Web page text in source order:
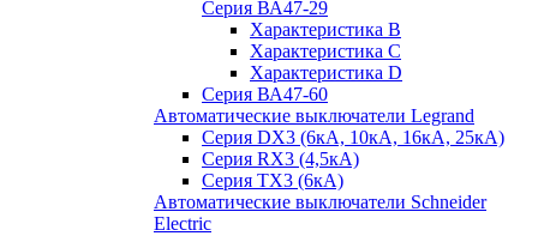
Серия ВА47-29
Характеристика B
Характеристика C
Характеристика D
Серия ВА47-60
Автоматические выключатели Legrand
Серия DX3 (6кА, 10кА, 16кА, 25кА)
Серия RX3 (4,5кА)
Серия TX3 (6кА)
Автоматические выключатели Schneider
Electric